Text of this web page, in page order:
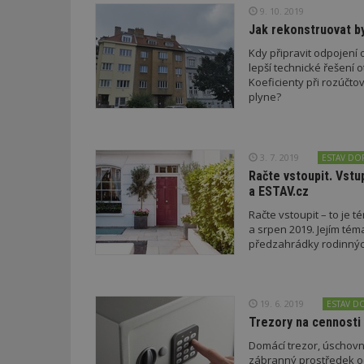
9. 10. 2019
Jak rekonstruovat
Kdy připravit odpojení
lepší technické řešení
Koeficienty při
plyne?
3. 7. 2019 ESTAV
Račte vstoupit.
a ESTAV.cz
Račte vstoupit – to je
a srpen 2019. Jejím
předzahrádky
19. 6. 2019 ESTAV
Trezory na cennosti
Domácí trezor,
zábranný prostředek
Název
Provider
/
Doména
_gid
LLC
.estav.cz
Název
CMID
uid
test_cookie
id
Název
test
tu
ui
cct
_hjSession_170189
Gtest
ibbid